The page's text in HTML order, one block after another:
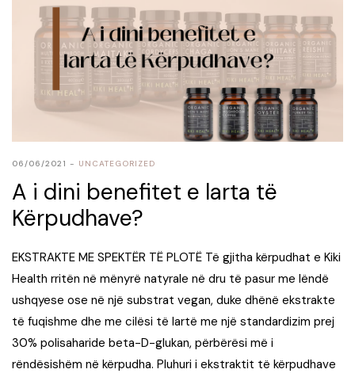
06/06/2021 UNCATEGORIZED
A i dini benefitet e larta të
Kërpudhave?
EKSTRAKTE ME SPEKTËR TË PLOTË Të gjitha kërpudhat e Kiki
Health rritën në mënyrë natyrale në dru të pasur me lëndë
ushqyese ose në një substrat vegan, duke dhënë ekstrakte
të fuqishme dhe me cilësi të lartë me një standardizim prej
30% polisaharide beta-D-glukan, përbërësi më i
rëndësishëm në kërpudha. Pluhuri i ekstraktit të kërpudhave